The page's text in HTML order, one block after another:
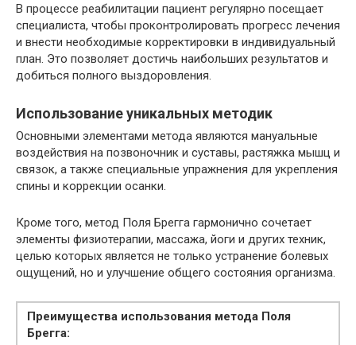
В процессе реабилитации пациент регулярно посещает
специалиста, чтобы проконтролировать прогресс лечения
и внести необходимые корректировки в индивидуальный
план. Это позволяет достичь наибольших результатов и
добиться полного выздоровления.
Использование уникальных методик
Основными элементами метода являются мануальные
воздействия на позвоночник и суставы, растяжка мышц и
связок, а также специальные упражнения для укрепления
спины и коррекции осанки.
Кроме того, метод Поля Брегга гармонично сочетает
элементы физиотерапии, массажа, йоги и других техник,
целью которых является не только устранение болевых
ощущений, но и улучшение общего состояния организма.
Преимущества использования метода Поля
Брегга: